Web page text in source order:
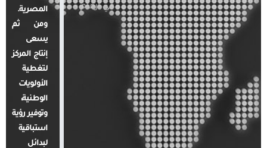
في أرقام
المصرية.
ومن ثم
يسعى
إنتاج المركز
لتغطية
الأولويات
الوطنية،
وتوفير رؤية
استباقية
لبدائل